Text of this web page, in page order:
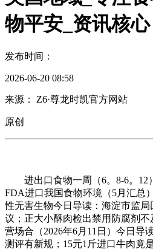
物平安_资讯核心
发布时间：
2026-06-20 08:58
来源： Z6·尊龙时凯官方网站
原创
进出口食物一周（6。8-6。12
FDA进口我国食物环境（5月汇总
性无害生物今日导读：海淀市监
议；正大小酥肉检出禁用防腐剂
营场合（2026年6月11日）今日导
测评有新规；15元1斤进口牛肉竟